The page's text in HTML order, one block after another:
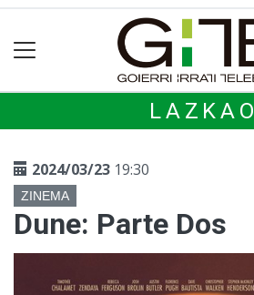
LAZKAO
2024/03/23 19:30
ZINEMA
Dune: Parte Dos